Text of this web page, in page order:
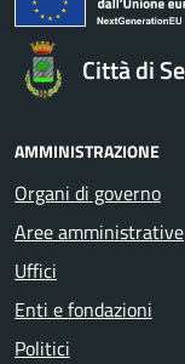
Città di
AMMINISTRAZIONE
Organi di governo
Aree amministrative
Uffici
Enti e fondazioni
Politici